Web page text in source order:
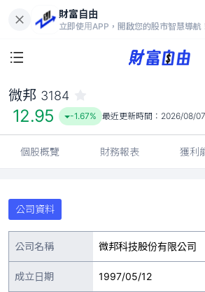
財富自由
立即使用APP，開啟您的股市智慧導航
12.95
-1.67%
微邦 3184
12.95 -1.67% 最近更新時間： 2026/08/
個股概覽 財務報表 獲利
公司資料
公司名稱 微邦科技股份有限公司
成立日期 1997/05/12